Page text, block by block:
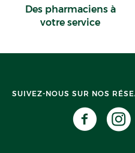
Des pharmaciens à
votre service
SUIVEZ-NOUS SUR NOS